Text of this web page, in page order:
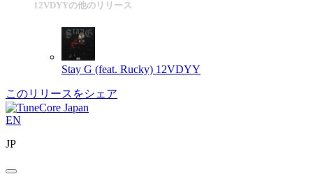
12VDYYの他のリリース
Stay G (feat. Rucky) 12VDYY
このリリースをシェア
EN
JP